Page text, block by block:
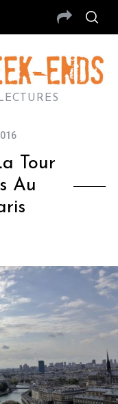
Tour
Au